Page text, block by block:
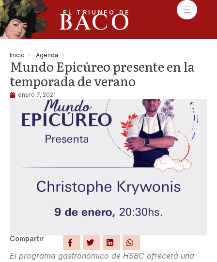
EL TRIUNFO DE
BACO
Inicio Agenda
Mundo Epicúreo presente en la
temporada de verano
enero 7, 2021
Compartir
El programa gastronómico de HSBC ofrecerá una